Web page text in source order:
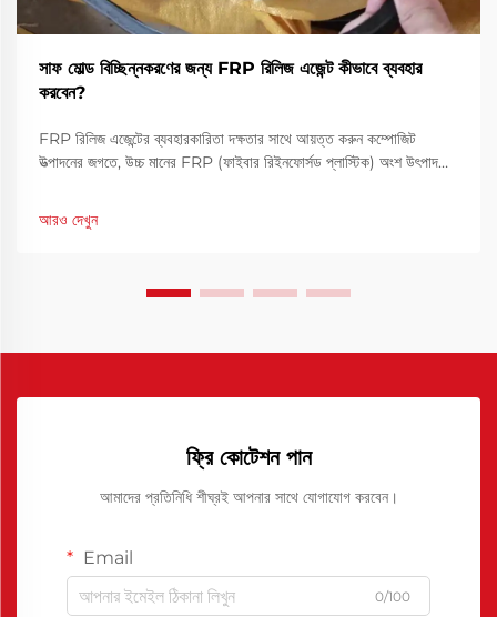
সাফ মোল্ড বিচ্ছিন্নকরণের জন্য FRP রিলিজ এজেন্ট কীভাবে ব্যবহার
করবেন?
FRP রিলিজ এজেন্টের ব্যবহারকারিতা দক্ষতার সাথে আয়ত্ত করুন কম্পোজিট
উত্পাদনের জগতে, উচ্চ মানের FRP (ফাইবার রিইনফোর্সড প্লাস্টিক) অংশ উৎপাদনের
আরও দেখুন
ফ্রি কোটেশন পান
আমাদের প্রতিনিধি শীঘ্রই আপনার সাথে যোগাযোগ করবেন।
Email
0/100